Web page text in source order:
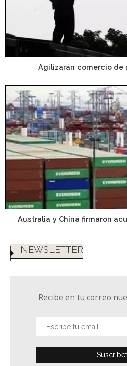
Agilizarán comercio de
Australia y China firmaron
NEWSLETTER
Recibe en tu correo